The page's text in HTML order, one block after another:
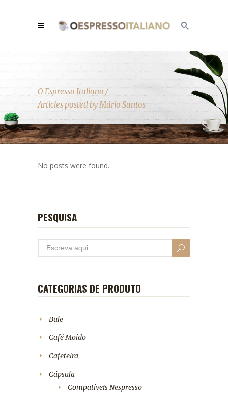
O Espresso Italiano /
Articles posted by Mário Santos
No posts were found.
PESQUISA
CATEGORIAS DE PRODUTO
Bule
Café Moído
Cafeteira
Cápsula
Compatíveis Nespresso